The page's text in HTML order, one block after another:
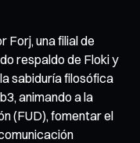
Forj, una filial de
respaldo de Floki y
sabiduría filosófica
animando a la
(FUD), fomentar el